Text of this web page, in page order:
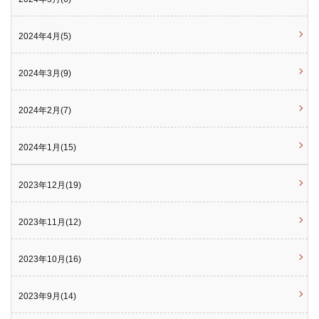
2024年4月(5)
2024年3月(9)
2024年2月(7)
2024年1月(15)
2023年12月(19)
2023年11月(12)
2023年10月(16)
2023年9月(14)